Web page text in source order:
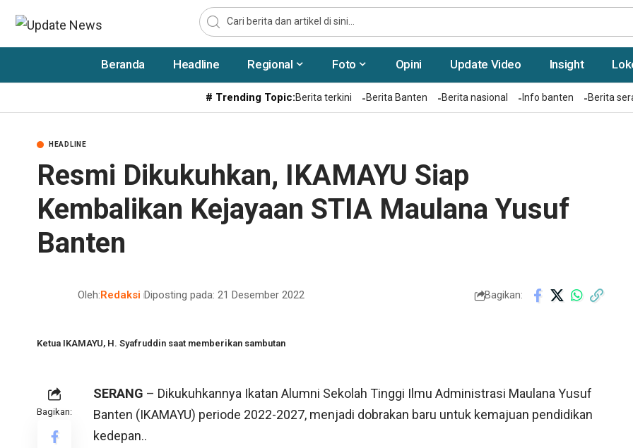
Beranda Headline Regional Foto Opini Update Video Insight
# Trending Topic:Berita terkini Berita Banten Berita nasional Info banten Berita
HEADLINE
Resmi Dikukuhkan, IKAMAYU Siap
Kembalikan Kejayaan STIA Maulana Yusuf
Banten
Oleh:Redaksi Diposting pada: 21 Desember 2022 Bagikan:
Ketua IKAMAYU, H. Syafruddin saat memberikan sambutan
Bagikan:
SERANG – Dikukuhkannya Ikatan Alumni Sekolah Tinggi Ilmu Administrasi Maulana Yusuf
Banten (IKAMAYU) periode 2022-2027, menjadi dobrakan baru untuk kemajuan pendidikan
kedepan..